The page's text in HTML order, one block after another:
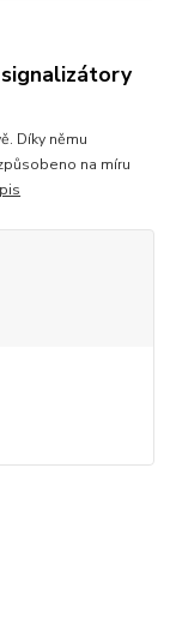
Díky němu
na míru